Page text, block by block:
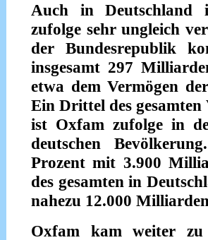
Auch in Deutschland
zufolge sehr ungleich
der Bundesrepublik
insgesamt 297
etwa dem Vermögen
Ein Drittel des
ist Oxfam zufolge in
deutschen
Prozent mit 3.900
des gesamten in
nahezu 12.000
Oxfam kam weiter